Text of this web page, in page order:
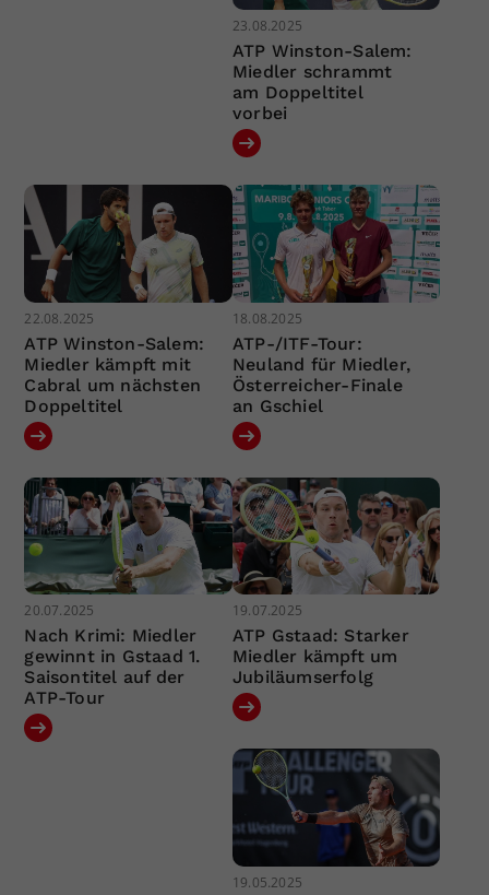
23.08.2025
ATP Winston-Salem:
Miedler schrammt
am Doppeltitel
vorbei
22.08.2025
ATP Winston-Salem:
Miedler kämpft mit
Cabral um nächsten
Doppeltitel
18.08.2025
ATP-/ITF-Tour:
Neuland für Miedler,
Österreicher-Finale
an Gschiel
20.07.2025
Nach Krimi: Miedler
gewinnt in Gstaad 1.
Saisontitel auf der
ATP-Tour
19.07.2025
ATP Gstaad: Starker
Miedler kämpft um
Jubiläumserfolg
19.05.2025